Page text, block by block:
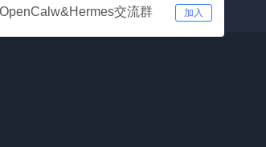
OpenCalw&Hermes交流群 加入